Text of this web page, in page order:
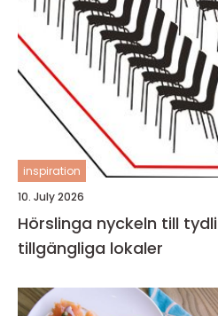
inspiration
10. July 2026
Hörslinga nyckeln till tydligt ljud och
tillgängliga lokaler